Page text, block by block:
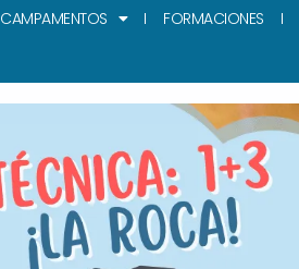
CAMPAMENTOS FORMACIONES